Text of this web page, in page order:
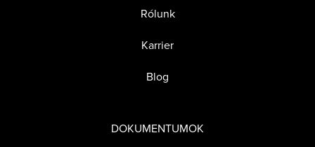
Rólunk
Karrier
Blog
DOKUMENTUMOK